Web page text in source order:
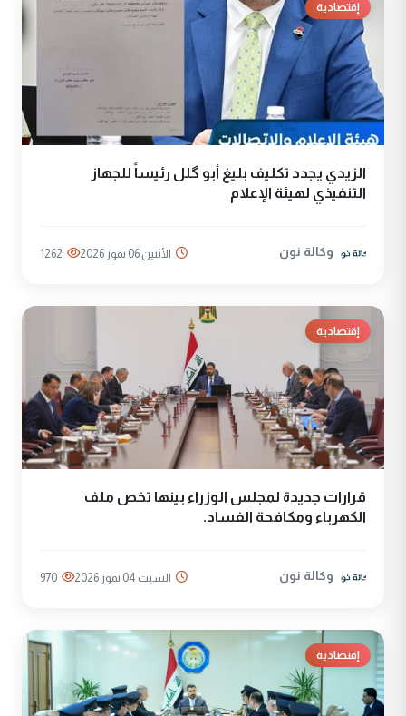
إقتصادية
الزيدي يجدد تكليف بليغ أبو گلل رئيساً للجهاز
التنفيذي لهيئة الإعلام
وكالة نون الأثنين 06 تموز 2026 1262
إقتصادية
قرارات جديدة لمجلس الوزراء بينها تخص ملف
الكهرباء ومكافحة الفساد.
وكالة نون السبت 04 تموز 2026 970
إقتصادية